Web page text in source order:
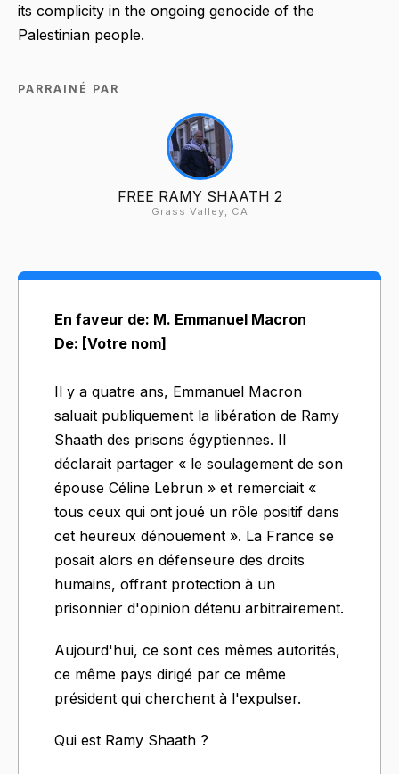
its complicity in the ongoing genocide of the
Palestinian people.
PARRAINÉ PAR
FREE RAMY SHAATH 2
Grass Valley, CA
En faveur de: M. Emmanuel Macron
De: [Votre nom]
Il y a quatre ans, Emmanuel Macron
saluait publiquement la libération de Ramy
Shaath des prisons égyptiennes. Il
déclarait partager « le soulagement de son
épouse Céline Lebrun » et remerciait «
tous ceux qui ont joué un rôle positif dans
cet heureux dénouement ». La France se
posait alors en défenseure des droits
humains, offrant protection à un
prisonnier d'opinion détenu arbitrairement.
Aujourd'hui, ce sont ces mêmes autorités,
ce même pays dirigé par ce même
président qui cherchent à l'expulser.
Qui est Ramy Shaath ?